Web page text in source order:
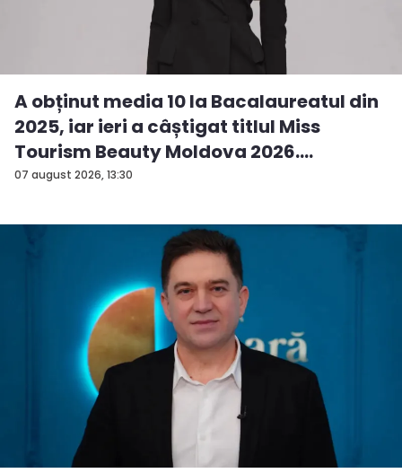
07 august 2026, 13:30
A obținut media 10 la Bacalaureatul din
2025, iar ieri a câștigat titlul Miss
Tourism Beauty Moldova 2026.
Andreea...